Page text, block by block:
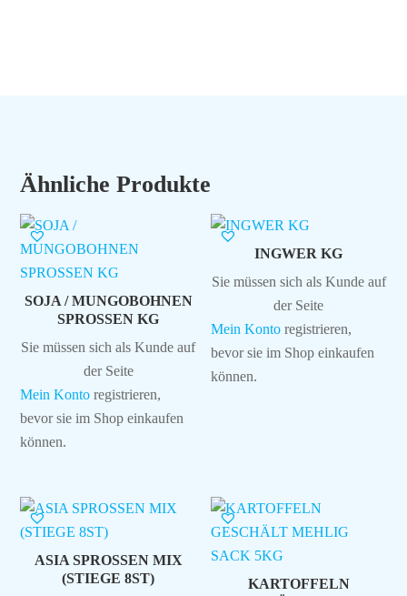
Ähnliche Produkte
SOJA / MUNGOBOHNEN
SPROSSEN KG
Sie müssen sich als Kunde auf
der Seite
Mein Konto registrieren,
bevor sie im Shop einkaufen
können.
INGWER KG
Sie müssen sich als Kunde auf
der Seite
Mein Konto registrieren,
bevor sie im Shop einkaufen
können.
ASIA SPROSSEN MIX
(STIEGE 8ST)
KARTOFFELN